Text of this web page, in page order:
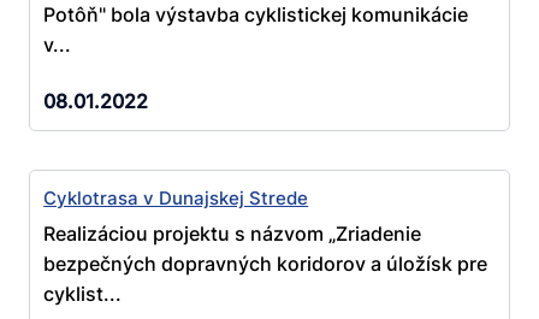
Potôň" bola výstavba cyklistickej komunikácie
v...
08.01.2022
Cyklotrasa v Dunajskej Strede
Realizáciou projektu s názvom „Zriadenie
bezpečných dopravných koridorov a úložísk pre
cyklist...